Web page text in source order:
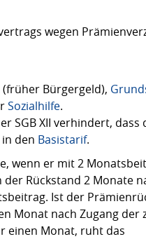
wegen
(früher Bürgergeld),
Sozialhilfe.
SGB XII verhindert, dass
den Basistarif.
wenn er mit 2
Rückstand 2 Monate
Ist der
Monat nach Zugang der
einen Monat, ruht das